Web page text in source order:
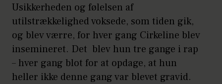
Usikkerheden og følelsen af
utilstrækkelighed voksede, som tiden gik,
og blev værre, for hver gang Cirkeline blev
insemineret. Det blev hun tre gange i rap
– hver gang blot for at opdage, at hun
heller ikke denne gang var blevet gravid.